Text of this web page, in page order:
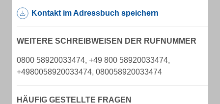
Kontakt im Adressbuch speichern
WEITERE SCHREIBWEISEN DER RUFNUMMER
0800 58920033474, +49 800 58920033474,
+4980058920033474, 080058920033474
HÄUFIG GESTELLTE FRAGEN